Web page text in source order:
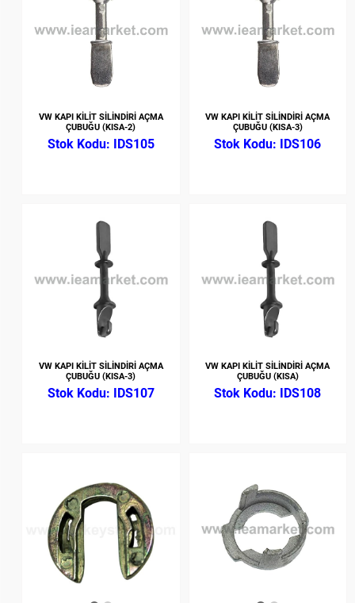
VW KAPI KİLİT SİLİNDİRİ AÇMA
ÇUBUĞU (KISA-2)
IDS105
VW KAPI KİLİT SİLİNDİRİ AÇMA
ÇUBUĞU (KISA-3)
IDS106
VW KAPI KİLİT SİLİNDİRİ AÇMA
ÇUBUĞU (KISA-3)
IDS107
VW KAPI KİLİT SİLİNDİRİ AÇMA
ÇUBUĞU (KISA)
IDS108